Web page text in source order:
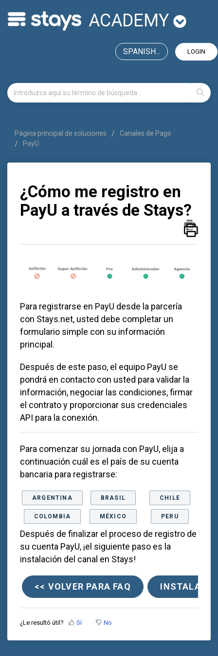
ACADEMY
LOGIN
SPANISH...
Página principal de soluciones
Canales de Pago
PayU
¿Cómo me registro en
PayU a través de Stays?
Para registrarse en PayU desde la parcería
con Stays.net, usted debe completar un
formulario simple con su información
principal.
Después de este paso, el equipo PayU se
pondrá en contacto con usted para validar la
información, negociar las condiciones, firmar
el contrato y proporcionar sus credenciales
API para la conexión.
Para comenzar su jornada con PayU, elija a
continuación cuál es el país de su cuenta
bancaria para registrarse:
ARGENTINA BRASIL CHILE
COLOMBIA MÉXICO PERU
Después de finalizar el proceso de registro de
su cuenta PayU, ¡el siguiente paso es la
instalación del canal en Stays!
<< VOLVER PARA FAQ INSTALAR
¿Le resultó útil? Sí No